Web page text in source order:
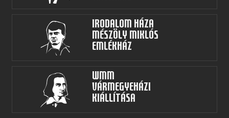
Irodalom Háza
Mészöly Miklós
Emlékház
WMM
Vármegyeházi
kiállítása